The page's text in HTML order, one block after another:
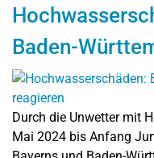
Baden-
Durch die Unwetter mit
Mai 2024 bis Anfang